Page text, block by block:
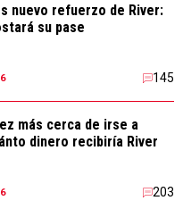
nuevo refuerzo de River:
su pase
145
más cerca de irse a
dinero recibiría River
203